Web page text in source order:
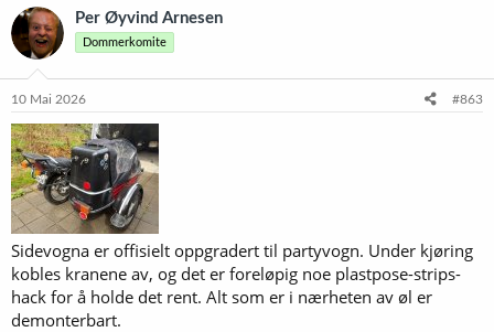
k
s
j
o
e
:
Per Øyvind Arnesen
Dommerkomite
10 Mai 2026 #863
Sidevogna er offisielt oppgradert til partyvogn. Under kjøring
kobles kranene av, og det er foreløpig noe plastpose-strips-
hack for å holde det rent. Alt som er i nærheten av øl er
demonterbart.